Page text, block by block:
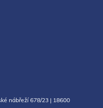
nábřeží 678/23 | 18600